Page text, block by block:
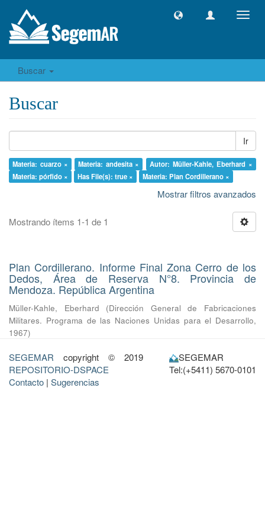
Buscar
Buscar
Ir
Materia: cuarzo × Materia: andesita ×
Autor: Müller-Kahle, Eberhard ×
Materia: pórfido ×
Has File(s): true × Materia: Plan Cordillerano ×
Mostrar filtros avanzados
Mostrando ítems 1-1 de 1
Plan Cordillerano. Informe Final Zona Cerro de los
Dedos, Área de Reserva N°8. Provincia de
Mendoza. República Argentina
Müller-Kahle, Eberhard (Dirección General de Fabricaciones
Militares. Programa de las Naciones Unidas para el Desarrollo,
1967)
SEGEMAR copyright © 2019
REPOSITORIO-DSPACE
Contacto | Sugerencias
SEGEMAR
Tel:(+5411) 5670-0101